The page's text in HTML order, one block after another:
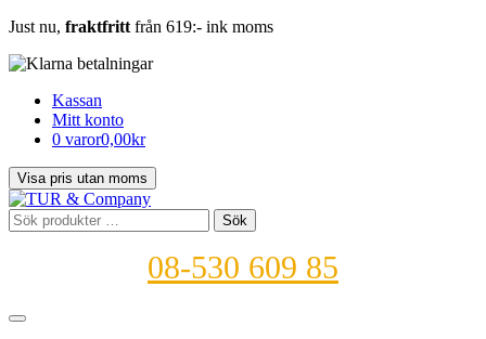
Just nu, fraktfritt från 619:- ink moms
Kassan
Mitt konto
0 varor0,00kr
Sök
efter:
Sök
08-530 609 85